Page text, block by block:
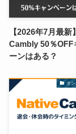
【2026年7月最新】
Cambly 50％OFF
ーンはある？
オ